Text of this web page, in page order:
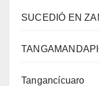
SUCEDIÓ EN
Tangancícuaro